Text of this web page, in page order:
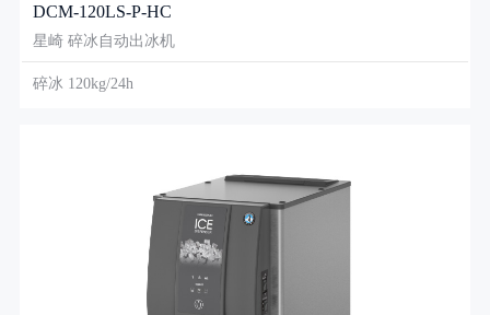
DCM-120LS-P-HC
星崎 碎冰自动出冰机
碎冰 120kg/24h